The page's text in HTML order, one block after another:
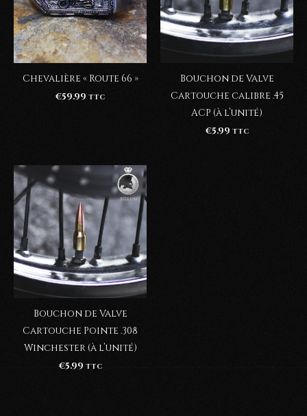
Chevalière « Route 66 »
€59.99 TTC
Bouchon de Valve
Cartouche calibre .45
ACP (à l’unité)
€5.99 TTC
Bouchon de Valve
Cartouche Pointe .308
Winchester (à l’unité)
€5.99 TTC